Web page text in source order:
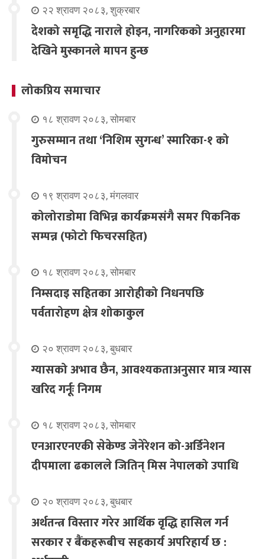
२२ श्रावण २०८३, शुक्रबार
देशको समृद्धि नाराले होइन, नागरिकको अनुहारमा
देखिने मुस्कानले मापन हुन्छ
लोकप्रिय समाचार
१८ श्रावण २०८३, सोमबार
गुरुसम्मान तथा ‘निशिम सुगन्ध’ स्मारिका-१ को
विमोचन
१९ श्रावण २०८३, मंगलवार
कोलोराडोमा विभिन्न कार्यक्रमसंगै समर पिकनिक
सम्पन्न (फोटो फिचरसहित)
१८ श्रावण २०८३, सोमबार
निम्सदाइ सहितका आरोहीको निधनपछि
पर्वतारोहण क्षेत्र शोकाकुल
२० श्रावण २०८३, बुधबार
ग्यासको अभाव छैन, आवश्यकताअनुसार मात्र ग्यास
खरिद गर्नूः निगम
१८ श्रावण २०८३, सोमबार
एनआरएनएकी सेकेण्ड जेनेरेशन को-अर्डिनेशन
दीपमाला ढकालले जितिन् मिस नेपालको उपाधि
२० श्रावण २०८३, बुधबार
अर्थतन्त्र विस्तार गरेर आर्थिक वृद्धि हासिल गर्न
सरकार र बैंकहरूबीच सहकार्य अपरिहार्य छ :